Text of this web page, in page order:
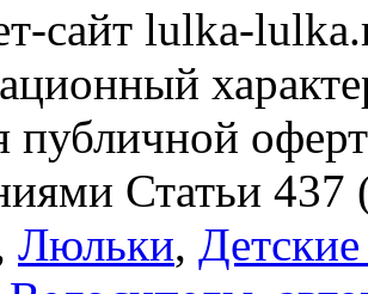
сайт lulka-
публичной
Статьи
Люльки,